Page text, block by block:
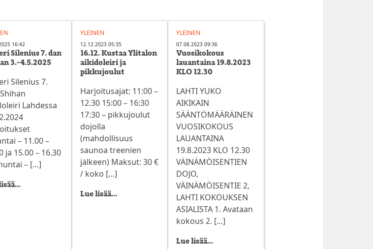
16:42
Silenius 7. dan
3.-4.5.2025
Silenius 7.
Lahdessa
– 11.00 –
ja 15.00 – 16.30
– […]
YLEINEN
12.12.2023 05:35
16.12. Kustaa Ylitalon
aikidoleiri ja
pikkujoulut
Harjoitusajat: 11:00 –
12.30 15:00 – 16:30
17:30 – pikkujoulut
dojolla
(mahdollisuus
saunoa treenien
jälkeen) Maksut: 30 €
/ koko […]
Lue lisää...
YLEINEN
07.08.2023 09:36
Vuosikokous
lauantaina 19.8.2023
KLO 12.30
LAHTI YUKO
AIKIKAIN
SÄÄNTÖMÄÄRÄINEN
VUOSIKOKOUS
LAUANTAINA
19.8.2023 KLO 12.30
VÄINÄMÖISENTIEN
DOJO,
VÄINÄMÖISENTIE 2,
LAHTI KOKOUKSEN
ASIALISTA 1. Avataan
kokous 2. […]
Lue lisää...